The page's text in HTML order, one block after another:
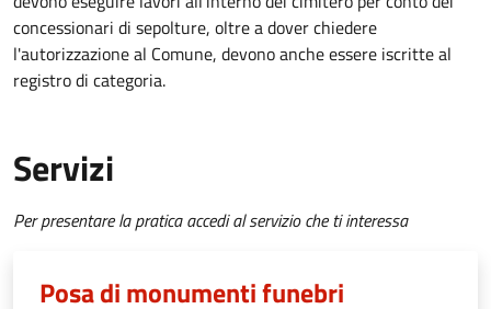
concessionari di sepolture, oltre a dover chiedere
l'autorizzazione al Comune, devono anche essere iscritte al
registro di categoria.
Servizi
Per presentare la pratica accedi al servizio che ti interessa
Posa di monumenti funebri